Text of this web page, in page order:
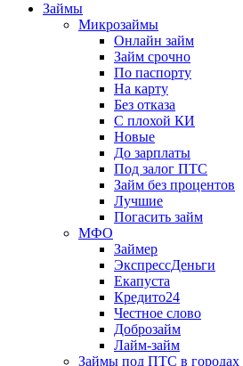
Займы
Микрозаймы
Онлайн займ
Займ срочно
По паспорту
На карту
Без отказа
С плохой КИ
Новые
До зарплаты
Под залог ПТС
Займ без процентов
Лучшие
Погасить займ
МФО
Займер
ЭкспрессДеньги
Екапуста
Кредито24
Честное слово
Доброзайм
Лайм-займ
Займы под ПТС в городах